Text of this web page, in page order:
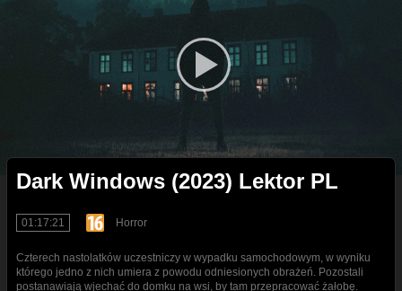
Dark Windows (2023) Lektor PL
01:17:21 Horror
Czterech nastolatków uczestniczy w wypadku samochodowym, w wyniku
którego jedno z nich umiera z powodu odniesionych obrażeń. Pozostali
postanawiają wjechać do domku na wsi, by tam przepracować żałobę.